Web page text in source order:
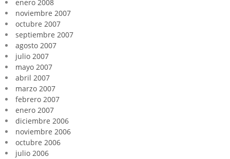
enero 2008
noviembre 2007
octubre 2007
septiembre 2007
agosto 2007
julio 2007
mayo 2007
abril 2007
marzo 2007
febrero 2007
enero 2007
diciembre 2006
noviembre 2006
octubre 2006
julio 2006